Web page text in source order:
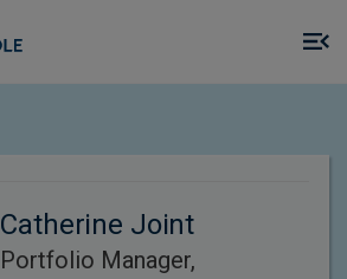
Catherine Joint
Portfolio Manager,